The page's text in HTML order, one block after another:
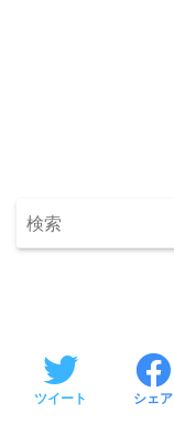
ツイート シェア